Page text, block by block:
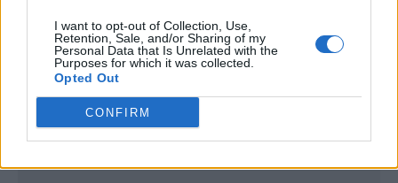
I want to opt-out of Collection, Use,
Retention, Sale, and/or Sharing of my
Personal Data that Is Unrelated with the
Purposes for which it was collected.
Opted Out
CONFIRM